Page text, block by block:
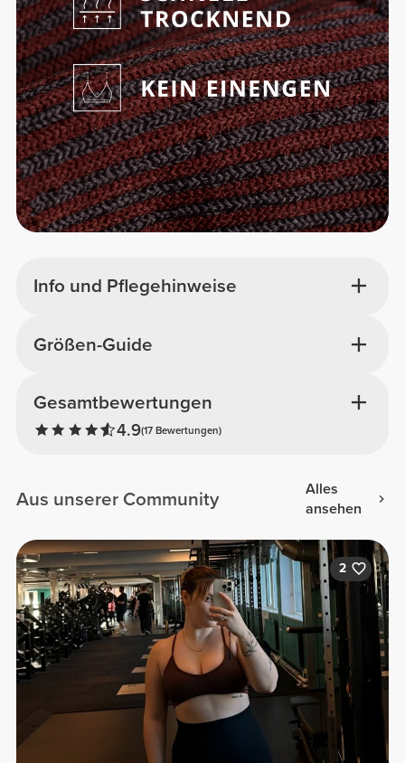
Info und Pflegehinweise
Gesamtbewertungen
4.9(17 Bewertungen)
Größen-Guide
Aus unserer Community
Alles
ansehen
2